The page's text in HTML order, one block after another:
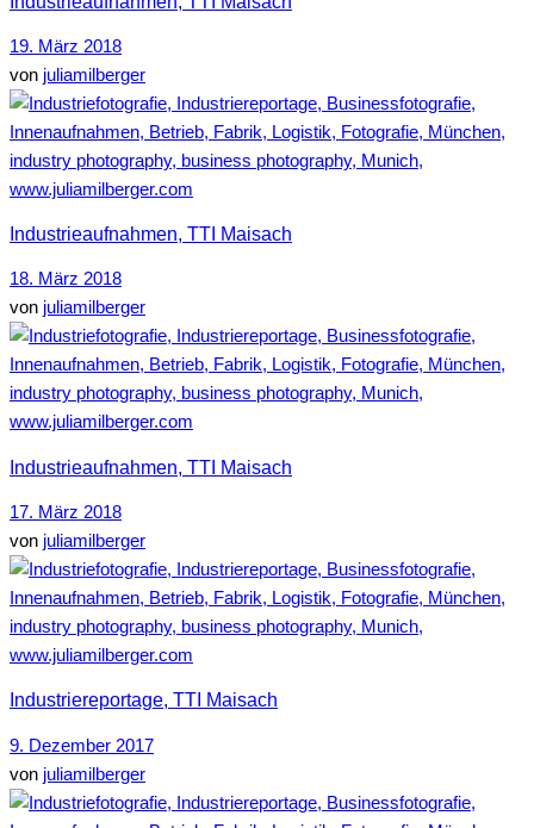
19. März 2018
von juliamilberger
Industrieaufnahmen, TTI Maisach
18. März 2018
von juliamilberger
Industrieaufnahmen, TTI Maisach
17. März 2018
von juliamilberger
Industriereportage, TTI Maisach
9. Dezember 2017
von juliamilberger